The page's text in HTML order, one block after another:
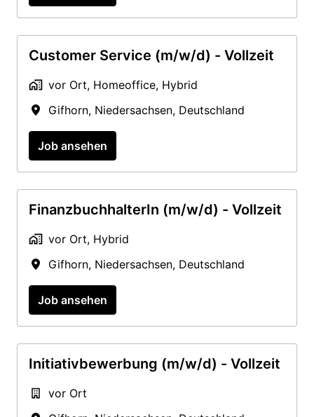
Customer Service (m/w/d) - Vollzeit
vor Ort, Homeoffice, Hybrid
Gifhorn, Niedersachsen, Deutschland
Job ansehen
FinanzbuchhalterIn (m/w/d) - Vollzeit
vor Ort, Hybrid
Gifhorn, Niedersachsen, Deutschland
Job ansehen
Initiativbewerbung (m/w/d) - Vollzeit
vor Ort